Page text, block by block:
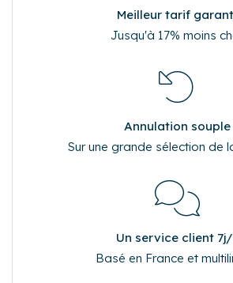
Meilleur tarif
Jusqu'à 17% moins
Annulation souple
Sur une grande sélection de
Un service client
Basé en France et